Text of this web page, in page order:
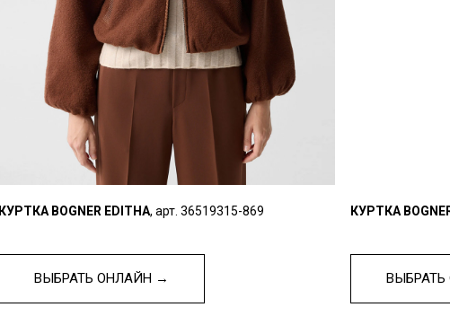
КУРТКА BOGNER EDITHA, арт. 36519315-869
ВЫБРАТЬ ОНЛАЙН →
КУРТКА